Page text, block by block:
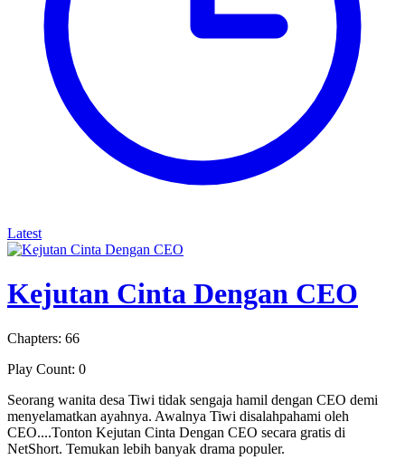
Latest
Kejutan Cinta Dengan CEO
Chapters: 66
Play Count: 0
Seorang wanita desa Tiwi tidak sengaja hamil dengan CEO demi
menyelamatkan ayahnya. Awalnya Tiwi disalahpahami oleh
CEO....Tonton Kejutan Cinta Dengan CEO secara gratis di
NetShort. Temukan lebih banyak drama populer.